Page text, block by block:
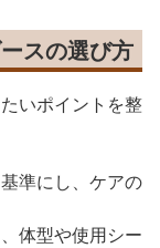
スの選び方
いポイントを整
準にし、ケアの
体型や使用シー